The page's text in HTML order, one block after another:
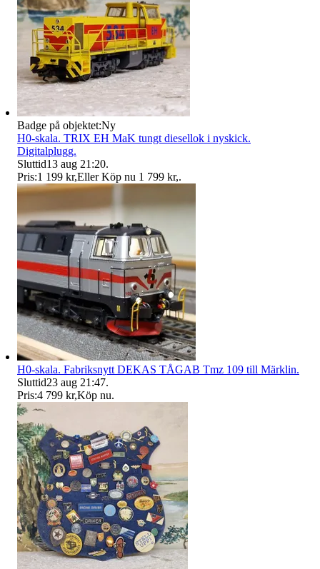
Badge på objektet:Ny
H0-skala. TRIX EH MaK tungt diesellok i nyskick.
Digitalplugg.
Sluttid13 aug 21:20.
Pris:1 199 kr,Eller Köp nu 1 799 kr,.
H0-skala. Fabriksnytt DEKAS TÅGAB Tmz 109 till Märklin.
Sluttid23 aug 21:47.
Pris:4 799 kr,Köp nu.